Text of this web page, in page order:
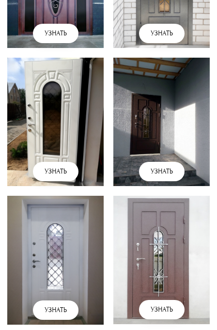
УЗНАТЬ
УЗНАТЬ
УЗНАТЬ
УЗНАТЬ
УЗНАТЬ
УЗНАТЬ